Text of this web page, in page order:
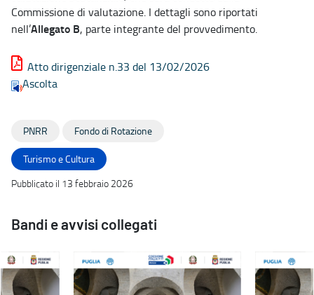
Commissione di valutazione. I dettagli sono riportati
nell’Allegato B, parte integrante del provvedimento.
Atto dirigenziale n.33 del 13/02/2026
Ascolta
PNRR Fondo di Rotazione
Turismo e Cultura
Pubblicato il 13 febbraio 2026
Bandi e avvisi collegati